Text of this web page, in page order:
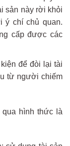
sản này rời khỏi
ý chí chủ quan.
cấp được các
để đòi lại tài
từ người chiếm
hình thức là